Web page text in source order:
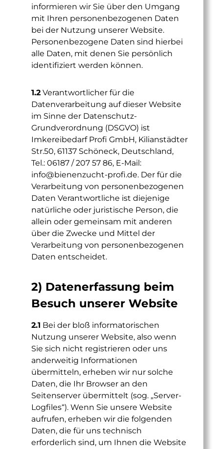
informieren wir Sie über den Umgang
mit Ihren personenbezogenen Daten
bei der Nutzung unserer Website.
Personenbezogene Daten sind hierbei
alle Daten, mit denen Sie persönlich
identifiziert werden können.
1.2 Verantwortlicher für die
Datenverarbeitung auf dieser Website
im Sinne der Datenschutz-
Grundverordnung (DSGVO) ist
Imkereibedarf Profi GmbH, Kilianstädter
Str.50, 61137 Schöneck, Deutschland,
Tel.: 06187 / 207 57 86, E-Mail:
info@bienenzucht-profi.de. Der für die
Verarbeitung von personenbezogenen
Daten Verantwortliche ist diejenige
natürliche oder juristische Person, die
allein oder gemeinsam mit anderen
über die Zwecke und Mittel der
Verarbeitung von personenbezogenen
Daten entscheidet.
2) Datenerfassung beim
Besuch unserer Website
2.1 Bei der bloß informatorischen
Nutzung unserer Website, also wenn
Sie sich nicht registrieren oder uns
anderweitig Informationen
übermitteln, erheben wir nur solche
Daten, die Ihr Browser an den
Seitenserver übermittelt (sog. „Server-
Logfiles“). Wenn Sie unsere Website
aufrufen, erheben wir die folgenden
Daten, die für uns technisch
erforderlich sind, um Ihnen die Website